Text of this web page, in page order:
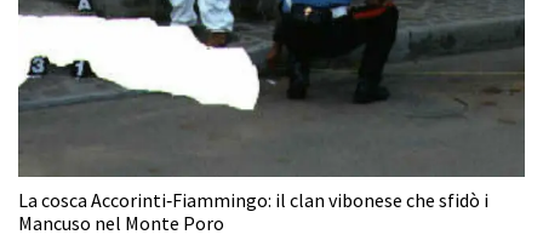
La cosca Accorinti‑Fiammingo: il clan vibonese che sfidò i
Mancuso nel Monte Poro